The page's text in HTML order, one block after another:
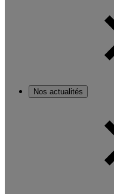
Nos actualités